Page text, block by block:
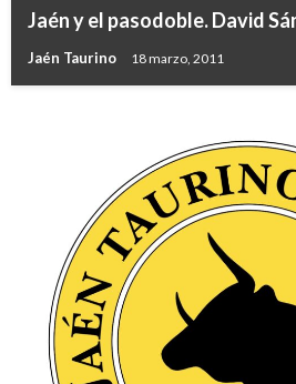
Jaén y el pasodoble. David
Jaén Taurino 18 marzo, 2011